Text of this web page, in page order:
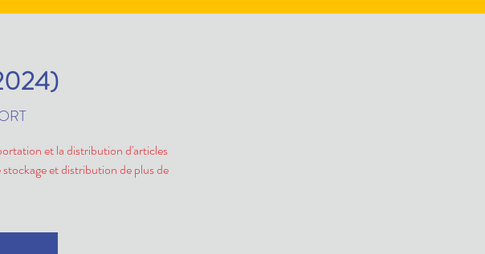
et la distribution d'articles
et distribution de plus de